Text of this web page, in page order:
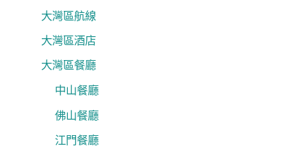
大灣區航線
大灣區酒店
大灣區餐廳
中山餐廳
佛山餐廳
江門餐廳